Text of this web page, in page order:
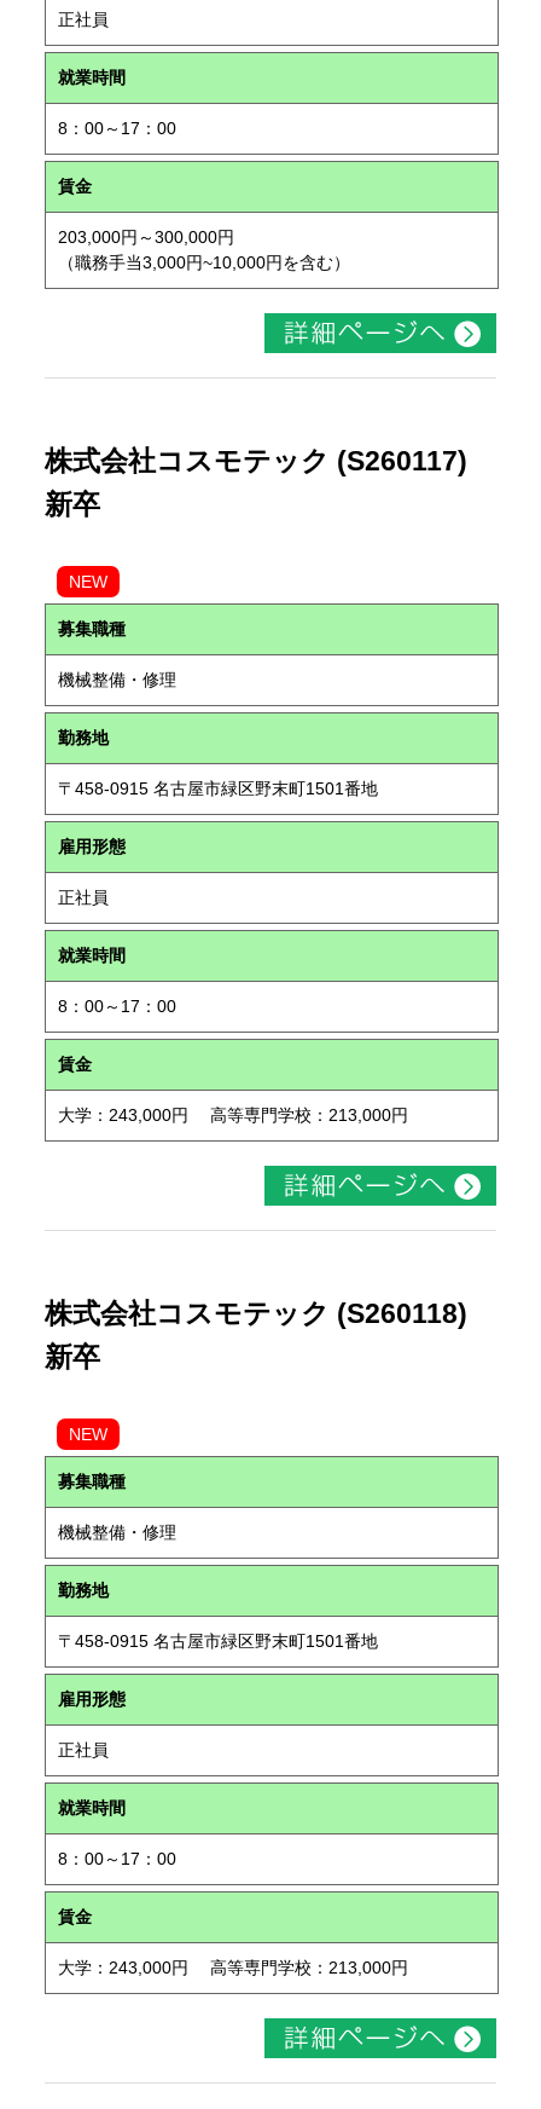
正社員
就業時間
8：00～17：00
賃金
203,000円～300,000円
（職務手当3,000円~10,000円を含む）
株式会社コスモテック (S260117)
新卒
NEW
募集職種
機械整備・修理
勤務地
〒458-0915 名古屋市緑区野末町1501番地
雇用形態
正社員
就業時間
8：00～17：00
賃金
大学：243,000円 高等専門学校：213,000円
株式会社コスモテック (S260118)
新卒
NEW
募集職種
機械整備・修理
勤務地
〒458-0915 名古屋市緑区野末町1501番地
雇用形態
正社員
就業時間
8：00～17：00
賃金
大学：243,000円 高等専門学校：213,000円